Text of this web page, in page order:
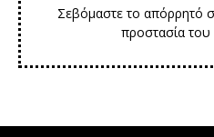
Σεβόμαστε το απόρρητό
προστασία